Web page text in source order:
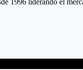
1996 liderando el